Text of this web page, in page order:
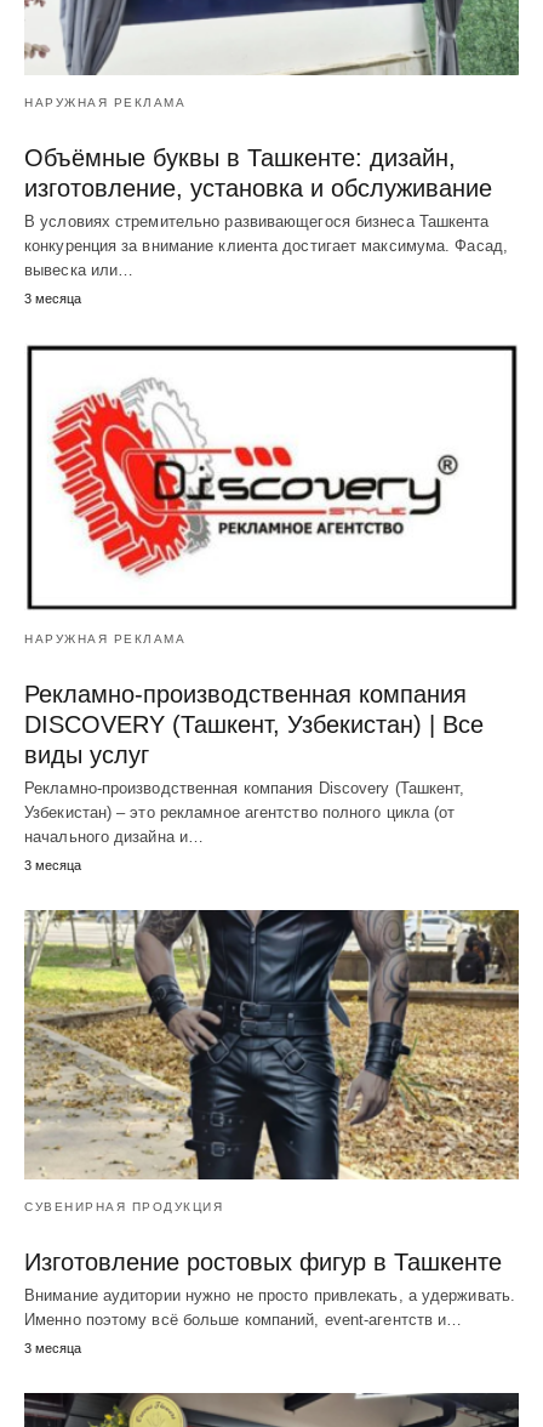
НАРУЖНАЯ РЕКЛАМА
Объёмные буквы в Ташкенте: дизайн,
изготовление, установка и обслуживание
В условиях стремительно развивающегося бизнеса Ташкента
конкуренция за внимание клиента достигает максимума. Фасад,
вывеска или…
3 месяца
НАРУЖНАЯ РЕКЛАМА
Рекламно-производственная компания
DISCOVERY (Ташкент, Узбекистан) | Все
виды услуг
Рекламно-производственная компания Discovery (Ташкент,
Узбекистан) – это рекламное агентство полного цикла (от
начального дизайна и…
3 месяца
СУВЕНИРНАЯ ПРОДУКЦИЯ
Изготовление ростовых фигур в Ташкенте
Внимание аудитории нужно не просто привлекать, а удерживать.
Именно поэтому всё больше компаний, event-агентств и…
3 месяца